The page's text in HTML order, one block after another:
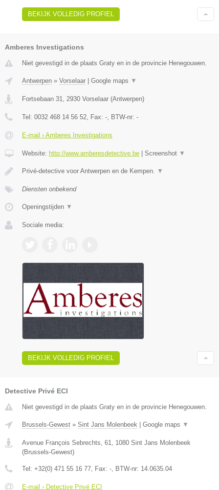
BEKIJK VOLLEDIG PROFIEL
Amberes Investigations
Niet gevestigd in de plaats Graty en in de provincie Henegouwen.
Antwerpen » Vorselaar Google maps ▼
Fortsebaan 31 2930 Vorselaar (Antwerpen)
Tel: 0032 468 14 56 52 , Fax: - , BTW-nr: -
E-mail › Amberes Investigations
Website: http://www.amberesdetective.be Screenshot ▼
Privé-detective voor Antwerpen en de Kempen. ▼
Diensten onbekend
Openingstijden ▼
Sociale media:
BEKIJK VOLLEDIG PROFIEL
Detective Privé ECI
Niet gevestigd in de plaats Graty en in de provincie Henegouwen.
Brussels-Gewest » Sint Jans Molenbeek | Google maps ▼
Avenue François Sebrechts, 61 1080 Sint Jans Molenbeek
(Brussels-Gewest)
Tel: +32(0) 471 55 16 77 , Fax: - , BTW-nr: 14.0635.04
E-mail › Detective Privé ECI